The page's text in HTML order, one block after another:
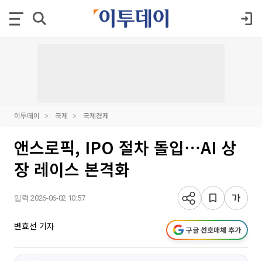
이투데이 국제 국제경제
앤스로픽, IPO 절차 돌입⋯AI 상
장 레이스 본격화
입력 2026-06-02 10:57
변효선 기자 구글 선호매체 추가